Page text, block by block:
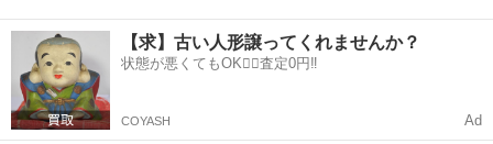
【求】古い人形譲ってくれませんか？
状態が悪くてもOK🙆‍♀️査定0円‼️
COYASH Ad